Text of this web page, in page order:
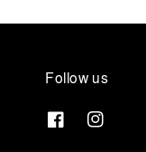
Follow us